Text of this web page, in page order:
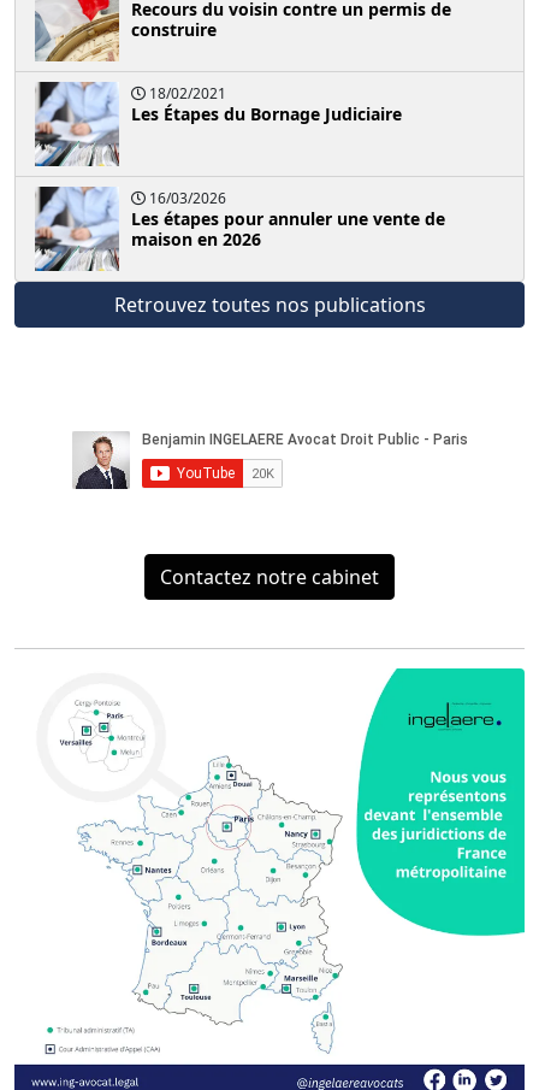
Recours du voisin contre un permis de
construire
18/02/2021
Les Étapes du Bornage Judiciaire
16/03/2026
Les étapes pour annuler une vente de
maison en 2026
Retrouvez toutes nos publications
Contactez notre cabinet